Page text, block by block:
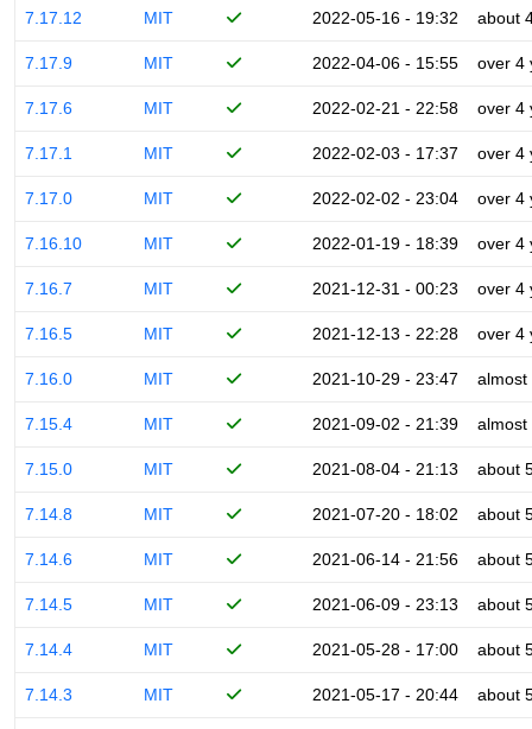
7.17.12 MIT 2022-05-16 - 19:32 about
7.17.9 MIT 2022-04-06 - 15:55 over 4
7.17.6 MIT 2022-02-21 - 22:58 over 4
7.17.1 MIT 2022-02-03 - 17:37 over 4
7.17.0 MIT 2022-02-02 - 23:04 over 4
7.16.10 MIT 2022-01-19 - 18:39 over 4
7.16.7 MIT 2021-12-31 - 00:23 over 4
7.16.5 MIT 2021-12-13 - 22:28 over 4
7.16.0 MIT 2021-10-29 - 23:47 almost
7.15.4 MIT 2021-09-02 - 21:39 almost
7.15.0 MIT 2021-08-04 - 21:13 about
7.14.8 MIT 2021-07-20 - 18:02 about
7.14.6 MIT 2021-06-14 - 21:56 about
7.14.5 MIT 2021-06-09 - 23:13 about
7.14.4 MIT 2021-05-28 - 17:00 about
7.14.3 MIT 2021-05-17 - 20:44 about